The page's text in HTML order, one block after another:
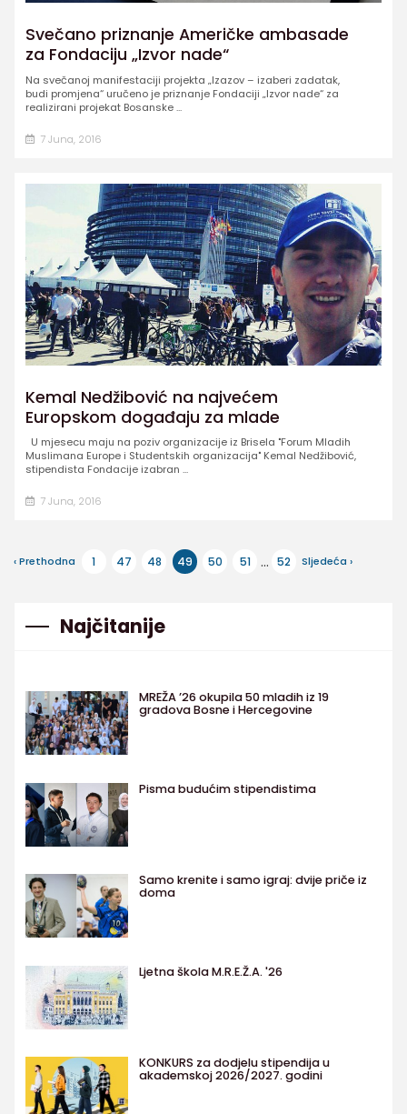
Svečano priznanje Američke ambasade
za Fondaciju „Izvor nade“
Na svečanoj manifestaciji projekta „Izazov – izaberi zadatak,
budi promjena“ uručeno je priznanje Fondaciji „Izvor nade“ za
realizirani projekat Bosanske ...
7 Juna, 2016
Kemal Nedžibović na najvećem
Europskom događaju za mlade
U mjesecu maju na poziv organizacije iz Brisela "Forum Mladih
Muslimana Europe i Studentskih organizacija" Kemal Nedžibović,
stipendista Fondacije izabran ...
7 Juna, 2016
‹ Prethodna 1 47 48 49 50 51 ... 52 Sljedeća ›
Najčitanije
MREŽA ’26 okupila 50 mladih iz 19
gradova Bosne i Hercegovine
Pisma budućim stipendistima
Samo krenite i samo igraj: dvije priče iz
doma
Ljetna škola M.R.E.Ž.A. '26
KONKURS za dodjelu stipendija u
akademskoj 2026/2027. godini